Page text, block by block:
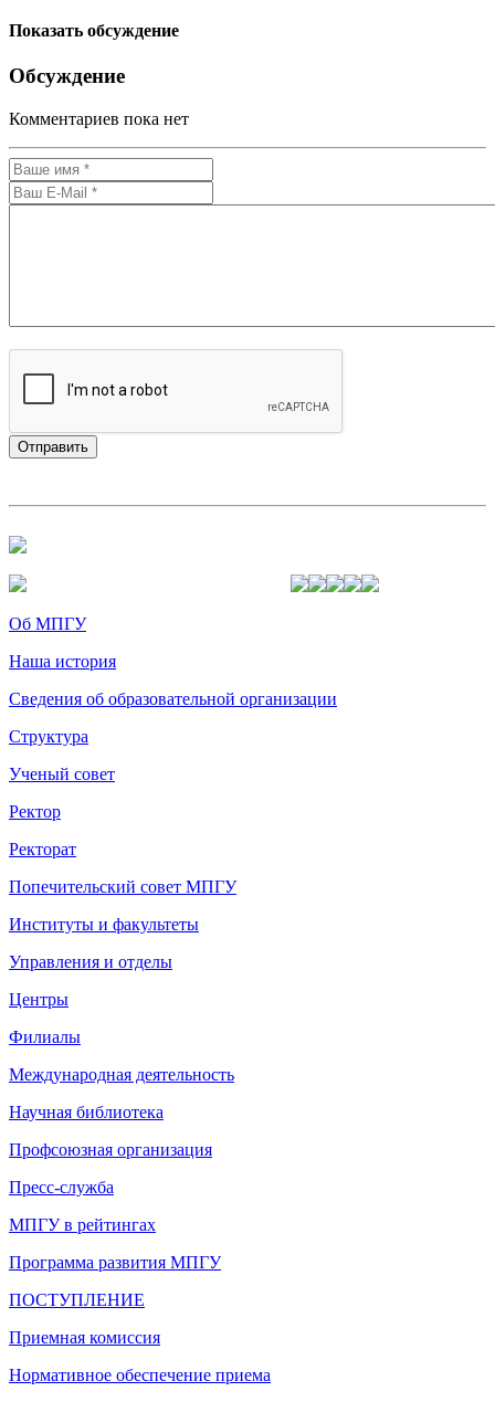
Показать обсуждение
Обсуждение
Комментариев пока нет
Об МПГУ
Наша история
Сведения об образовательной организации
Структура
Ученый совет
Ректор
Ректорат
Попечительский совет МПГУ
Институты и факультеты
Управления и отделы
Центры
Филиалы
Международная деятельность
Научная библиотека
Профсоюзная организация
Пресс-служба
МПГУ в рейтингах
Программа развития МПГУ
ПОСТУПЛЕНИЕ
Приемная комиссия
Нормативное обеспечение приема